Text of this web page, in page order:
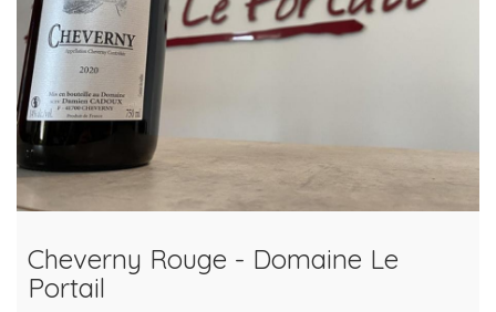
Cheverny Rouge - Domaine Le
Portail